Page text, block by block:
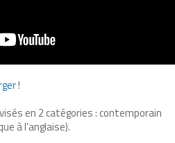
!
en 2 catégories : contemporain
à l'anglaise).